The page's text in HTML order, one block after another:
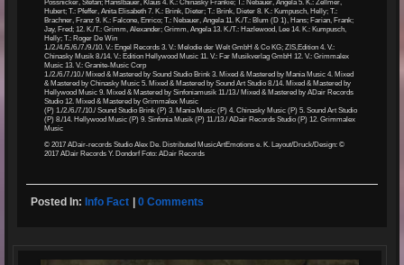
Pössnicker, Stefan; Hanslbauer, Klaus 4. K.: Chinasky Frankie; T.: Nebauer, Angela 5. K.: Zellmer,
Hubert; T.: Pfeffer, Anita Elisabeth 7. K.: Brink, Dieter; T.: Brink, Dieter 8. K.: Kumpusch, Helly; T.:
Brachner, Franz 9. K.: Falcone, Enrico; T.: Nebauer, Angela 11. K./T.: Blum (D 1), Hans; Farian, Frank;
Jay, Fred; 12. K./T.: Grimm, Alexander; Grimm, Angela 13. K./T.: Hazlewood, Lee 14. K.: Kumpusch,
Helly; T.: Roger De Win
1./2./4./5./6./7./9./10. V.: Engel Records 3. V.: Melodie der Welt GmbH & Co KG; ZIS,Edition 4. V.:
Chinasky Musik 8./14. V.: Edition Hellywood Music 11. V.: Far Musikverlag GmbH 12. V.: Grimmalex
Music 13. V.: Granite-Music Corp
1./2./6./7./10./ Mixed & Mastered by Sound Studio Brink 3. Mixed & Mastered by Mania Music 4. Mixed
& Mastered by Chinasky Music 5. Mixed & Mastered by Sound Art Studio 8./14. Mixed & Mastered by
Hellywood Music 9. Mixed & Mastered by Sinfoniamusik 11./13./ Mixed & Mastered by ADair Records
Studio 12. Mixed & Mastered by Grimmalex Music
(P) 1./2./6./7./10./ Sound Studio Brink (P) 3. Mania Music (P) 4. Chinasky Music (P) 5. Sound Art Studio
(P) 8./14. Hellywood Music (P) 9. Sinfonia Musik (P) 11./13./ ADair Records Studio (P) 12. Grimmalex
Music
© 2017 ADair-records Studio Alex De. Distributed MusicArtEmotions e. K. Layout/Druck/Design: ©
2017 ADair Records Y. Dondorf Foto: ADair Records
Posted In: Info Fact |0 Comments